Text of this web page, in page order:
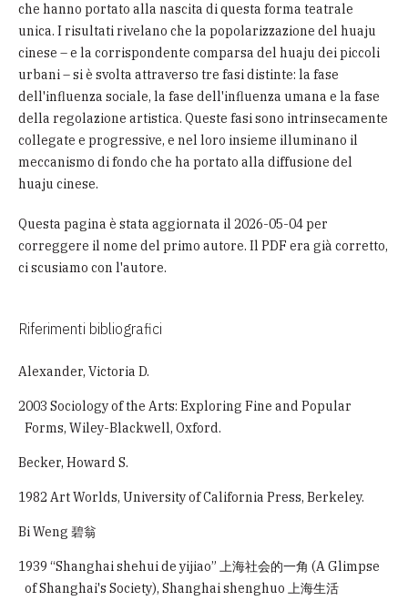
che hanno portato alla nascita di questa forma teatrale
unica. I risultati rivelano che la popolarizzazione del huaju
cinese – e la corrispondente comparsa del huaju dei piccoli
urbani – si è svolta attraverso tre fasi distinte: la fase
dell'influenza sociale, la fase dell'influenza umana e la fase
della regolazione artistica. Queste fasi sono intrinsecamente
collegate e progressive, e nel loro insieme illuminano il
meccanismo di fondo che ha portato alla diffusione del
huaju cinese.
Questa pagina è stata aggiornata il 2026-05-04 per
correggere il nome del primo autore. Il PDF era già corretto,
ci scusiamo con l'autore.
Riferimenti bibliografici
Alexander, Victoria D.
2003 Sociology of the Arts: Exploring Fine and Popular
Forms, Wiley-Blackwell, Oxford.
Becker, Howard S.
1982 Art Worlds, University of California Press, Berkeley.
Bi Weng 碧翁
1939 “Shanghai shehui de yijiao” 上海社会的一角 (A Glimpse
of Shanghai's Society), Shanghai shenghuo 上海生活